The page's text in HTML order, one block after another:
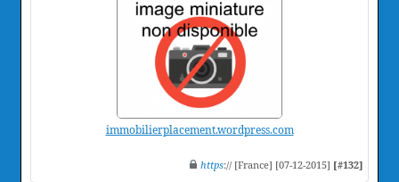
immobilierplacement.wordpress.com
https:// [France] [07-12-2015] [#132]